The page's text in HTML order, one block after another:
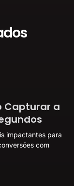
Capturar a
impactantes para
com